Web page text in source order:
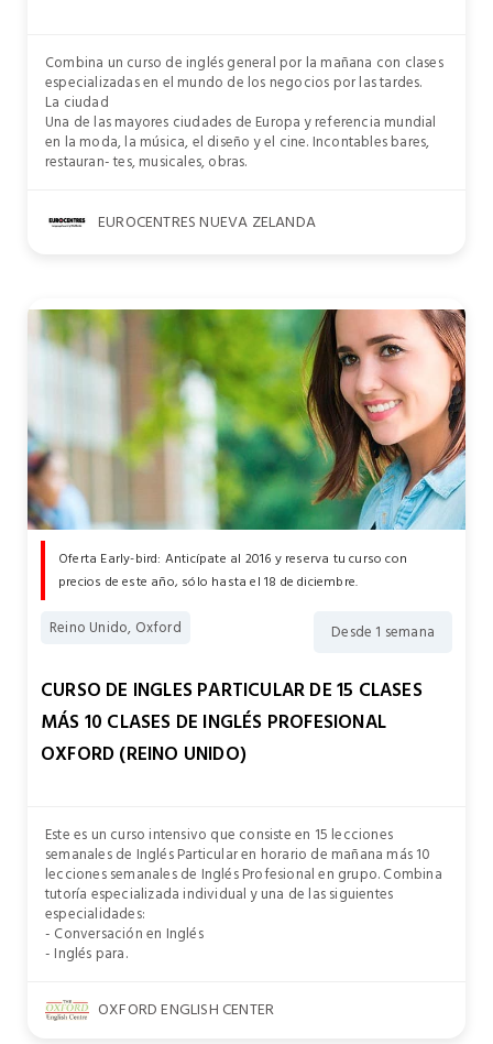
Combina un curso de inglés general por la mañana con clases
especializadas en el mundo de los negocios por las tardes.
La ciudad
Una de las mayores ciudades de Europa y referencia mundial
en la moda, la música, el diseño y el cine. Incontables bares,
restauran- tes, musicales, obras.
EUROCENTRES NUEVA ZELANDA
Oferta Early-bird: Anticípate al 2016 y reserva tu curso con
precios de este año, sólo hasta el 18 de diciembre.
Reino Unido, Oxford Desde 1 semana
CURSO DE INGLES PARTICULAR DE 15 CLASES
MÁS 10 CLASES DE INGLÉS PROFESIONAL
OXFORD (REINO UNIDO)
Este es un curso intensivo que consiste en 15 lecciones
semanales de Inglés Particular en horario de mañana más 10
lecciones semanales de Inglés Profesional en grupo. Combina
tutoría especializada individual y una de las siguientes
especialidades:
- Conversación en Inglés
- Inglés para.
OXFORD ENGLISH CENTER